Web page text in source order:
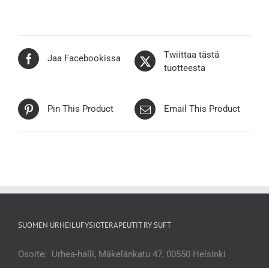
Jaa Facebookissa
Twiittaa tästä
tuotteesta
Pin This Product Email This Product
SUOMEN URHEILUFYSIOTERAPEUTIT RY SUFT
Osoite: Urhea-halli, Mäkelänkatu 47, 00550 Helsinki